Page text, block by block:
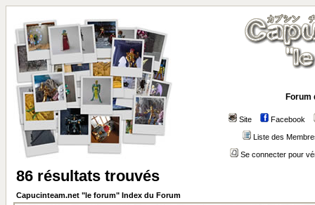
Forum
Site Facebook
Liste des
Se connecter pour
86 résultats trouvés
Capucinteam.net "le forum" Index du Forum